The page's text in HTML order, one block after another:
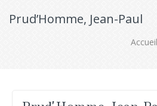
Prud’Homme, Jean-Paul
Accueil